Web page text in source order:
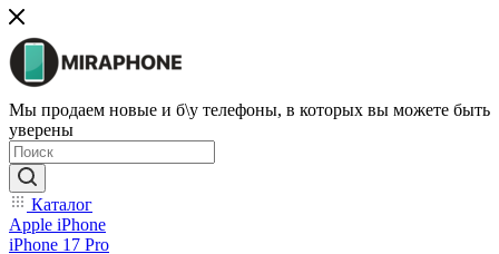
Мы продаем новые и б\у телефоны, в которых вы можете быть
уверены
Каталог
Apple iPhone
iPhone 17 Pro